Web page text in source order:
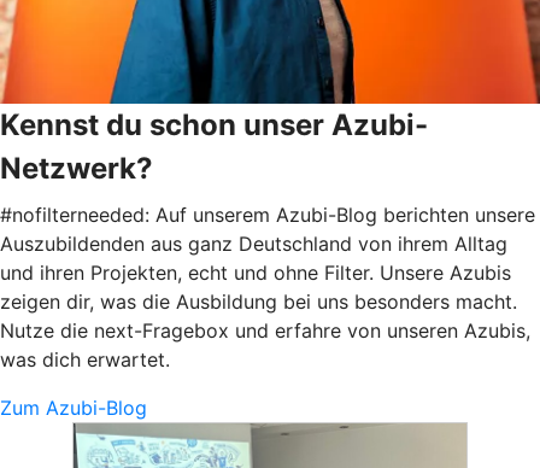
Kennst du schon unser Azubi-
Netzwerk?
#nofilterneeded: Auf unserem Azubi-Blog berichten unsere
Auszubildenden aus ganz Deutschland von ihrem Alltag
und ihren Projekten, echt und ohne Filter. Unsere Azubis
zeigen dir, was die Ausbildung bei uns besonders macht.
Nutze die next-Fragebox und erfahre von unseren Azubis,
was dich erwartet.
Zum Azubi-Blog